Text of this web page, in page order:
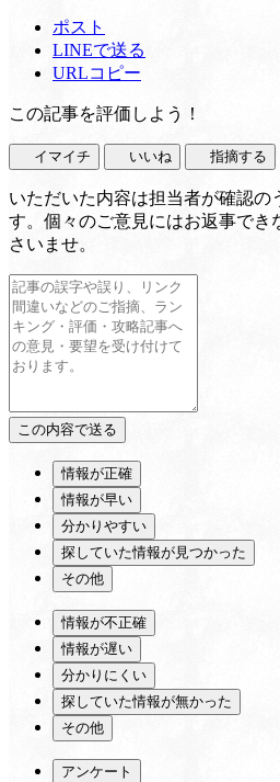
ポスト
LINEで送る
URLコピー
この記事を評価しよう！
イマイチ いいね 指摘する
いただいた内容は担当者が確認の
す。個々のご意見にはお返事でき
さいませ。
情報が正確
情報が早い
分かりやすい
探していた情報が見つかった
その他
情報が不正確
情報が遅い
分かりにくい
探していた情報が無かった
その他
アンケート